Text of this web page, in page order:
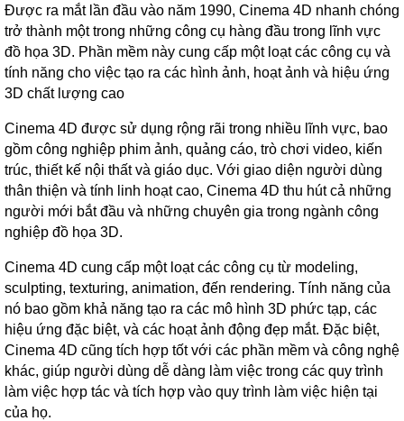
Được ra mắt lần đầu vào năm 1990, Cinema 4D nhanh chóng
trở thành một trong những công cụ hàng đầu trong lĩnh vực
đồ họa 3D. Phần mềm này cung cấp một loạt các công cụ và
tính năng cho việc tạo ra các hình ảnh, hoạt ảnh và hiệu ứng
3D chất lượng cao
Cinema 4D được sử dụng rộng rãi trong nhiều lĩnh vực, bao
gồm công nghiệp phim ảnh, quảng cáo, trò chơi video, kiến
trúc, thiết kế nội thất và giáo dục. Với giao diện người dùng
thân thiện và tính linh hoạt cao, Cinema 4D thu hút cả những
người mới bắt đầu và những chuyên gia trong ngành công
nghiệp đồ họa 3D.
Cinema 4D cung cấp một loạt các công cụ từ modeling,
sculpting, texturing, animation, đến rendering. Tính năng của
nó bao gồm khả năng tạo ra các mô hình 3D phức tạp, các
hiệu ứng đặc biệt, và các hoạt ảnh động đẹp mắt. Đặc biệt,
Cinema 4D cũng tích hợp tốt với các phần mềm và công nghệ
khác, giúp người dùng dễ dàng làm việc trong các quy trình
làm việc hợp tác và tích hợp vào quy trình làm việc hiện tại
của họ.